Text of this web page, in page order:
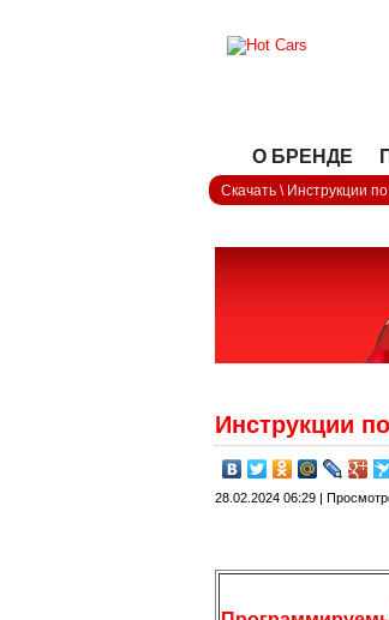
О БРЕНДЕ
Скачать\ Инструкции
Инструкции
28.02.2024 06:29 |